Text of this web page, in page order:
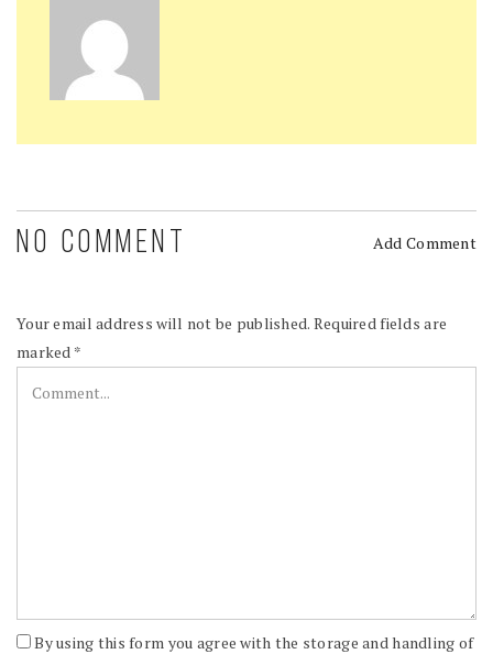
NO COMMENT Add Comment
Your email address will not be published. Required fields are
marked *
By using this form you agree with the storage and handling of